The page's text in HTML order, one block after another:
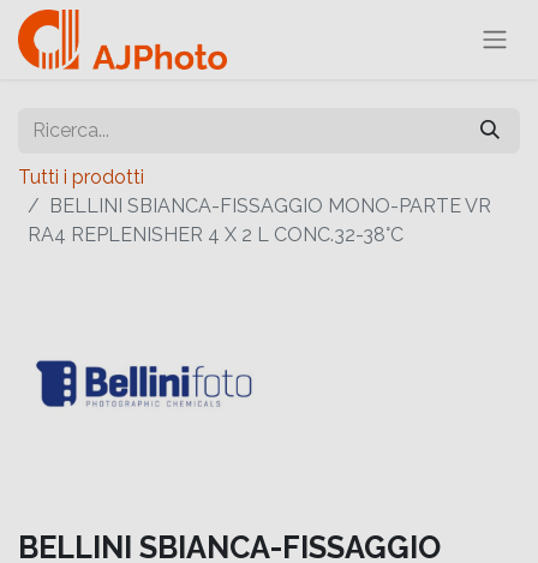
Tutti i prodotti
BELLINI SBIANCA-FISSAGGIO MONO-PARTE VR
RA4 REPLENISHER 4 X 2 L CONC.32-38°C
BELLINI SBIANCA-FISSAGGIO